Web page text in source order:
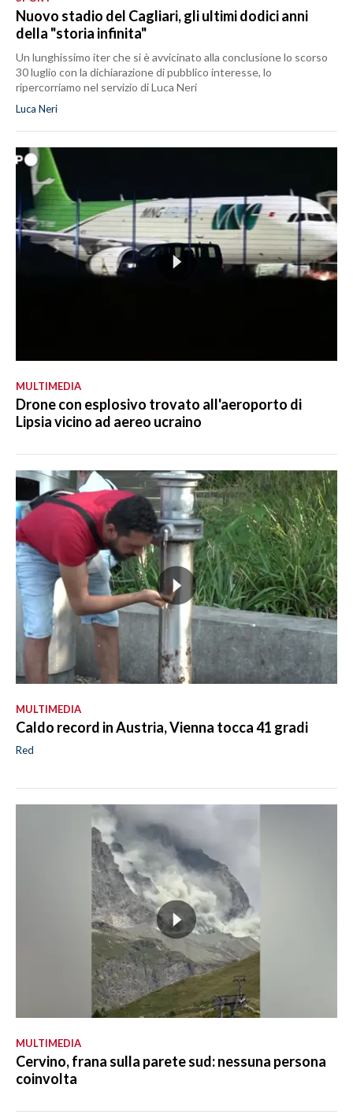
Nuovo stadio del Cagliari, gli ultimi dodici anni
della "storia infinita"
Un lunghissimo iter che si è avvicinato alla conclusione lo scorso
30 luglio con la dichiarazione di pubblico interesse, lo
ripercorriamo nel servizio di Luca Neri
Luca Neri
MULTIMEDIA
Drone con esplosivo trovato all'aeroporto di
Lipsia vicino ad aereo ucraino
MULTIMEDIA
Caldo record in Austria, Vienna tocca 41 gradi
Red
MULTIMEDIA
Cervino, frana sulla parete sud: nessuna persona
coinvolta